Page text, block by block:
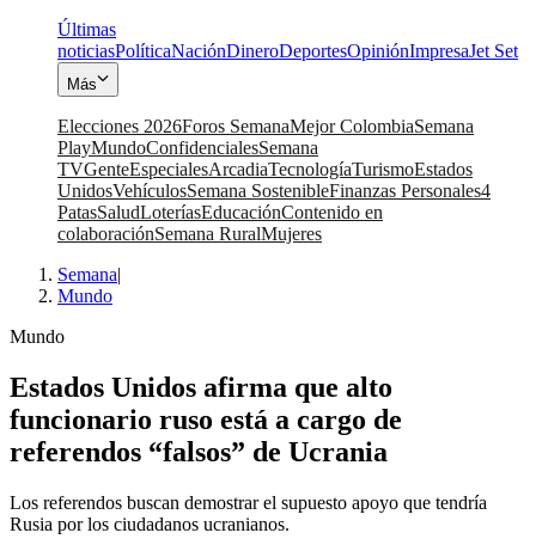
Últimas
noticiasPolíticaNaciónDineroDeportesOpiniónImpresaJet Set
Más
Elecciones 2026Foros SemanaMejor ColombiaSemana
PlayMundoConfidencialesSemana
TVGenteEspecialesArcadiaTecnologíaTurismoEstados
UnidosVehículosSemana SostenibleFinanzas Personales4
PatasSaludLoteríasEducaciónContenido en
colaboraciónSemana RuralMujeres
Semana|
Mundo
Mundo
Estados Unidos afirma que alto
funcionario ruso está a cargo de
referendos “falsos” de Ucrania
Los referendos buscan demostrar el supuesto apoyo que tendría
Rusia por los ciudadanos ucranianos.